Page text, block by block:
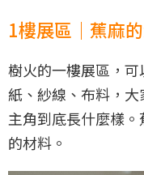
1樓展區｜蕉麻
樹火的一樓展區，可
紙、紗線、布料，
主角到底長什麼樣
的材料。